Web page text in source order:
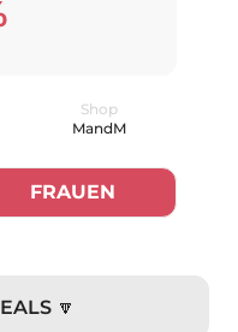
Shop
MandM
FRAUEN
🔽